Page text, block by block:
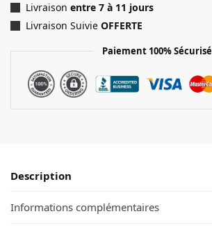
Livraison entre 7 à 11 jours
Livraison Suivie OFFERTE
Paiement 100% Sécurisé
Description
Informations complémentaires